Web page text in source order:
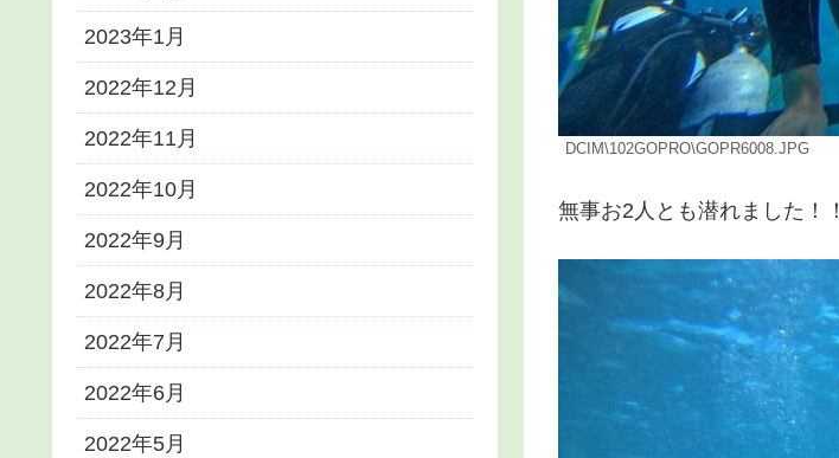
DCIM\102GOPRO\GOPR6008.JPG
無事お2人とも潜れました！！
2023年1月
2022年12月
2022年11月
2022年10月
2022年9月
2022年8月
2022年7月
2022年6月
2022年5月